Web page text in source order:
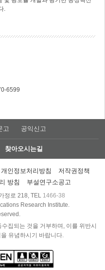
.
6599
고 공익신고
찾아오시는길
인정보처리방침
저작권정책
방침
부설연구소공고
정로 218, TEL 1466-38
Research Institute.
집되는 것을 거부하며, 이를 위반시
유념하시기 바랍니다.